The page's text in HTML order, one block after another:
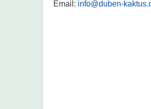
Email: info@duben-